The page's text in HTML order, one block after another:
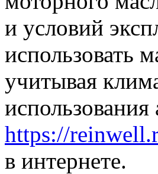
и условий
использовать
учитывая
https://
в интернете.